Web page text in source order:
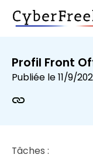
Profil Front
Publiée le11/9/
Tâches :